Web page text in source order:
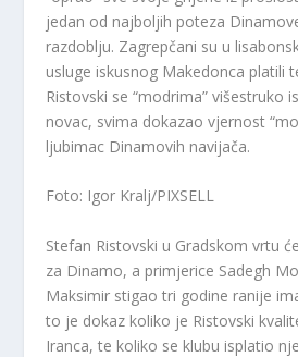
jedan od najboljih poteza
razdoblju. Zagrepčani su u
usluge iskusnog Makedonca platili
Ristovski se “modrima” višestruko
novac, svima dokazao vjernost
ljubimac Dinamovih navijača.
Foto: Igor Kralj/PIXSELL
Stefan Ristovski u Gradskom vrtu
za Dinamo, a primjerice Sadegh
Maksimir stigao tri godine ranije
to je dokaz koliko je Ristovski
Iranca, te koliko se klubu isplatio